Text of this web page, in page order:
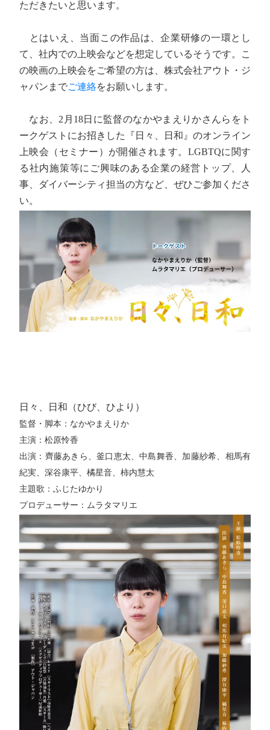
ただきたいと思います。
とはいえ、当面この作品は、企業研修の一環とし
て、社内での上映会などを想定しているそうです。こ
の映画の上映会をご希望の方は、株式会社アウト・ジ
ャパンまでご連絡をお願いします。
なお、2月18日に監督のなかやまえりかさんらをト
ークゲストにお招きした『日々、日和』のオンライン
上映会（セミナー）が開催されます。LGBTQに関す
る社内施策等にご興味のある企業の経営トップ、人
事、ダイバーシティ担当の方など、ぜひご参加くださ
い。
日々、日和（ひび、ひより）
監督・脚本：なかやまえりか
主演：松原怜香
出演：齊藤あきら、釜口恵太、中島舞香、加藤紗希、相馬有
紀実、深谷康平、橘星音、柿内慧太
主題歌：ふじたゆかり
プロデューサー：ムラタマリエ